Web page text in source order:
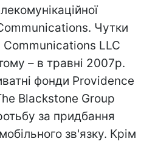
Чутки
LLC
– в травні 2007р.
фонди Providence
Blackstone Group
за придбання
зв'язку. Крім